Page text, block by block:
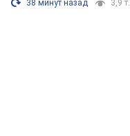
38 минут назад 3,9 т.